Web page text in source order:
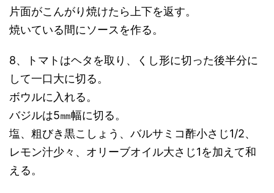
片面がこんがり焼けたら上下を返す。
焼いている間にソースを作る。
8、トマトはヘタを取り、くし形に切った後半分に
して一口大に切る。
ボウルに入れる。
バジルは5㎜幅に切る。
塩、粗びき黒こしょう、バルサミコ酢小さじ1/2、
レモン汁少々、オリーブオイル大さじ1を加えて和
える。